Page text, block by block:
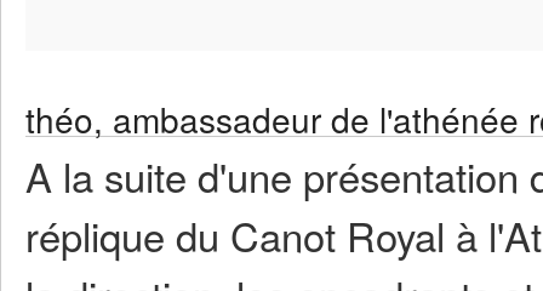
théo, ambassadeur de l'athénée
A la suite d'une présentation
réplique du Canot Royal à